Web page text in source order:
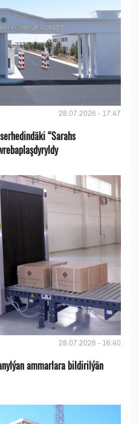
28.07.2026 - 17:47
“Sarahs
28.07.2026 - 16:40
ammarlara bildirilýän